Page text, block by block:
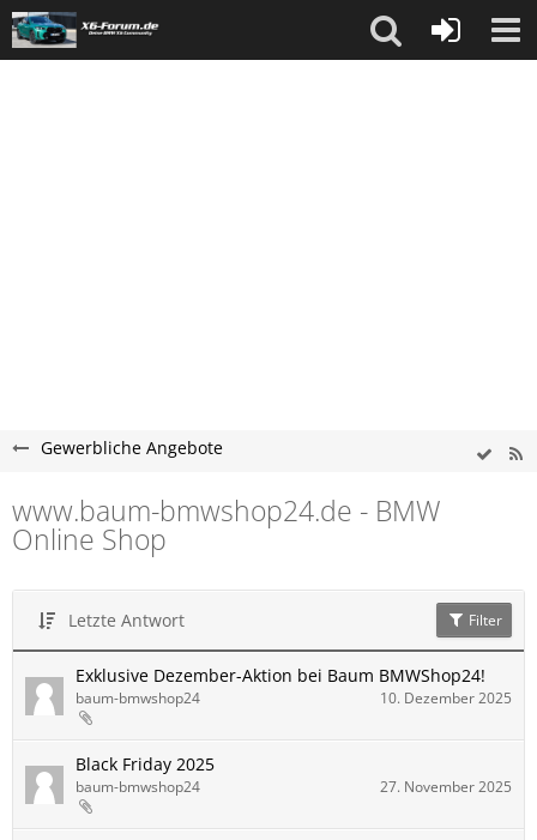
Gewerbliche Angebote
www.baum-bmwshop24.de - BMW
Online Shop
Letzte Antwort Filter
Exklusive Dezember-Aktion bei Baum BMWShop24!
baum-bmwshop24 10. Dezember 2025
Black Friday 2025
baum-bmwshop24 27. November 2025